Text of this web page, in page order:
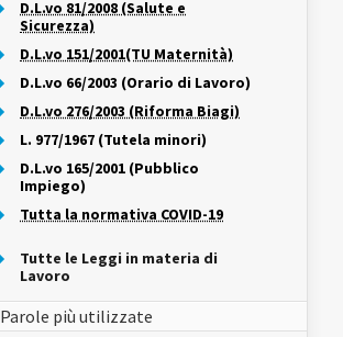
D.L.vo 81/2008 (Salute e
Sicurezza)
D.L.vo 151/2001(TU Maternità)
D.L.vo 66/2003 (Orario di Lavoro)
D.L.vo 276/2003 (Riforma Biagi)
L. 977/1967 (Tutela minori)
D.L.vo 165/2001 (Pubblico
Impiego)
Tutta la normativa COVID-19
Tutte le Leggi in materia di
Lavoro
Parole più utilizzate